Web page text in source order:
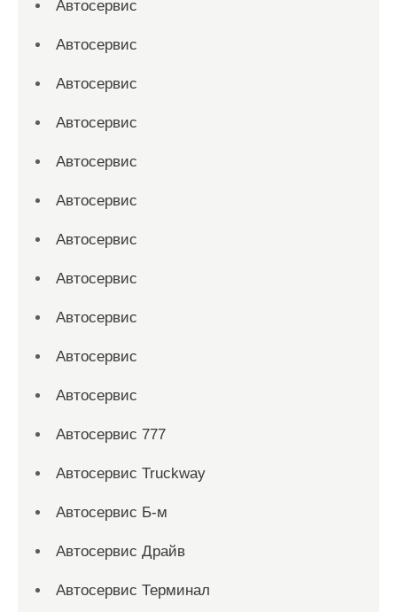
Автосервис
Автосервис
Автосервис
Автосервис
Автосервис
Автосервис
Автосервис
Автосервис
Автосервис
Автосервис
Автосервис
Автосервис 777
Автосервис Truckway
Автосервис Б-м
Автосервис Драйв
Автосервис Терминал